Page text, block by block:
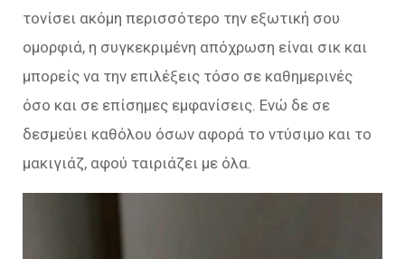
τονίσει ακόμη περισσότερο την εξωτική σου
ομορφιά, η συγκεκριμένη απόχρωση είναι σικ και
μπορείς να την επιλέξεις τόσο σε καθημερινές
όσο και σε επίσημες εμφανίσεις. Ενώ δε σε
δεσμεύει καθόλου όσων αφορά το ντύσιμο και το
μακιγιάζ, αφού ταιριάζει με όλα.